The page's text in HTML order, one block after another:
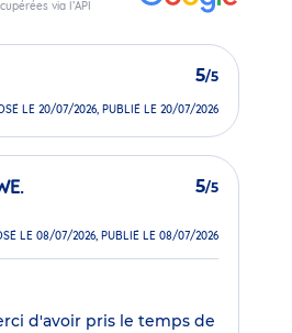
via l’API
5/5
LE 20/07/2026, PUBLIÉ LE 20/07/2026
5/5
LE 08/07/2026, PUBLIÉ LE 08/07/2026
d'avoir pris le temps de